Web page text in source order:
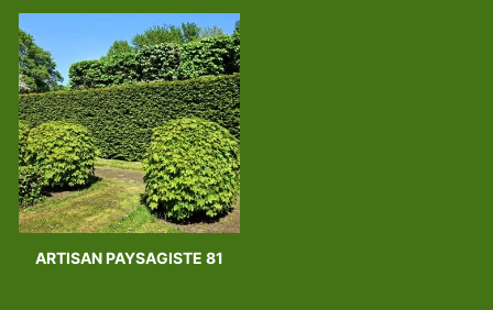
ARTISAN PAYSAGISTE 81